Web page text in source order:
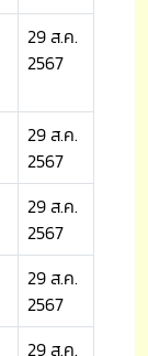
29 ส.ค.
2567
29 ส.ค.
2567
29 ส.ค.
2567
29 ส.ค.
2567
29 ส.ค.